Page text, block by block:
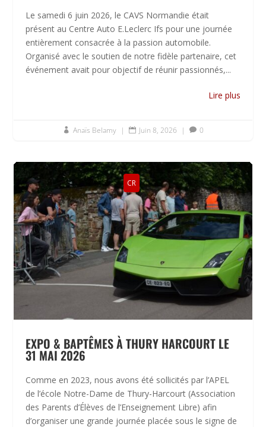
Le samedi 6 juin 2026, le CAVS Normandie était
présent au Centre Auto E.Leclerc Ifs pour une journée
entièrement consacrée à la passion automobile.
Organisé avec le soutien de notre fidèle partenaire, cet
événement avait pour objectif de réunir passionnés,...
Lire plus
 Anaïs Belamy |  Juin 8, 2026 |  0
CR
EXPO & BAPTÊMES À THURY HARCOURT LE
31 MAI 2026
Comme en 2023, nous avons été sollicités par l’APEL
de l’école Notre-Dame de Thury-Harcourt (Association
des Parents d’Élèves de l’Enseignement Libre) afin
d’organiser une grande journée placée sous le signe de